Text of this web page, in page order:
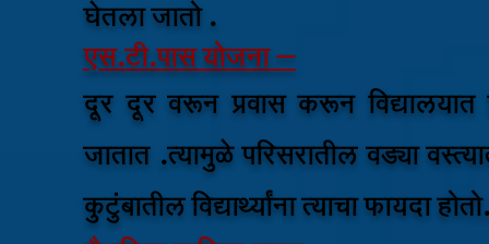
घेतला जातो .
एस.टी.पास योजना –
दूर दूर वरून प्रवास करून विद्यालयात
जातात .त्यामुळे परिसरातील वड्या
कुटुंबातील विद्यार्थ्यांना त्याचा फायदा होतो.